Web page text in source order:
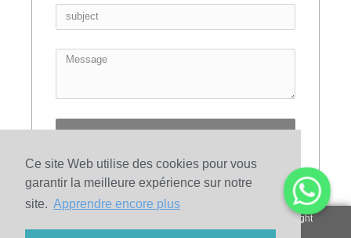
Ce site Web utilise des cookies pour vous
garantir la meilleure expérience sur notre
site. Apprendre encore plus
Send
© 2010-2020 Henan Sicheng Abrasives Tech Co., Ltd. Copyright